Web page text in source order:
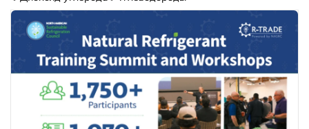
проезд Дежнёва, д. 1.